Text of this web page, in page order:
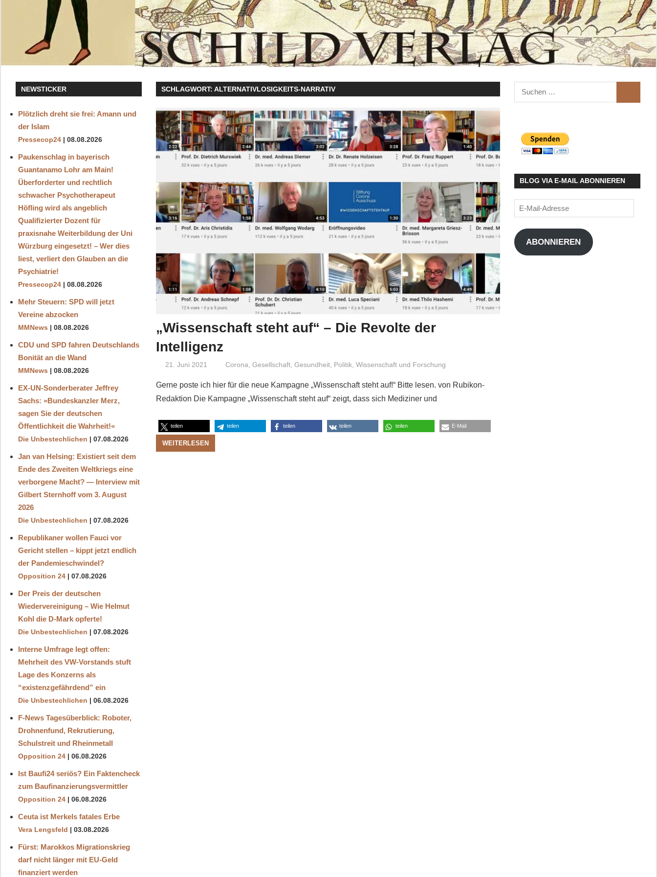
SCHLAGWORT:ALTERNATIVLOSIGKEITS-NARRATIV
„Wissenschaft steht auf“ – Die Revolte der
Intelligenz
21. Juni 2021 Niki Vogt
Corona Gesellschaft, Gesundheit, Politik, Wissenschaft und Forschung
Gerne poste ich hier für die neue Kampagne „Wissenschaft steht auf!“ Bitte lesen. von Rubikon-
Redaktion Die Kampagne „Wissenschaft steht auf“ zeigt, dass sich Mediziner und
teilen teilen teilen teilen teilen E-Mail
WEITERLESEN
NEWSTICKER
Plötzlich dreht sie frei: Amann und
der Islam
Pressecop24 08.08.2026
Paukenschlag in bayerisch
Guantanamo Lohr am Main!
Überforderter und rechtlich
schwacher Psychotherapeut
Höfling wird als angeblich
Qualifizierter Dozent für
praxisnahe Weiterbildung der Uni
Würzburg eingesetzt! – Wer dies
liest, verliert den Glauben an die
Psychiatrie!
Pressecop24 08.08.2026
Mehr Steuern: SPD will jetzt
Vereine abzocken
MMNews 08.08.2026
CDU und SPD fahren Deutschlands
Bonität an die Wand
MMNews 08.08.2026
EX-UN-Sonderberater Jeffrey
Sachs: »Bundeskanzler Merz,
sagen Sie der deutschen
Öffentlichkeit die Wahrheit!«
Die Unbestechlichen 07.08.2026
Jan van Helsing: Existiert seit dem
Ende des Zweiten Weltkriegs eine
verborgene Macht? — Interview mit
Gilbert Sternhoff vom 3. August
2026
Die Unbestechlichen 07.08.2026
Republikaner wollen Fauci vor
Gericht stellen – kippt jetzt endlich
der Pandemieschwindel?
Opposition 24 07.08.2026
Der Preis der deutschen
Wiedervereinigung – Wie Helmut
Kohl die D‑Mark opferte!
Die Unbestechlichen 07.08.2026
Interne Umfrage legt offen:
Mehrheit des VW-Vorstands stuft
Lage des Konzerns als
“existenzgefährdend” ein
Die Unbestechlichen 06.08.2026
F-News Tagesüberblick: Roboter,
Drohnenfund, Rekrutierung,
Schulstreit und Rheinmetall
Opposition 24 06.08.2026
Ist Baufi24 seriös? Ein Faktencheck
zum Baufinanzierungsvermittler
Opposition 24 06.08.2026
Ceuta ist Merkels fatales Erbe
Vera Lengsfeld 03.08.2026
Fürst: Marokkos Migrationskrieg
darf nicht länger mit EU-Geld
finanziert werden
Suchen
nach:
BLOG VIA E-MAIL ABONNIEREN
E-
Mail-
Adresse
ABONNIEREN